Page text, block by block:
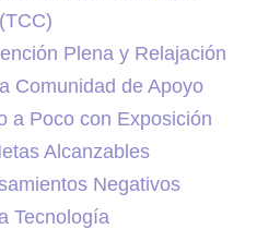
Plena y Relajación
Comunidad de Apoyo
a Poco con Exposición
Alcanzables
Negativos
Tecnología